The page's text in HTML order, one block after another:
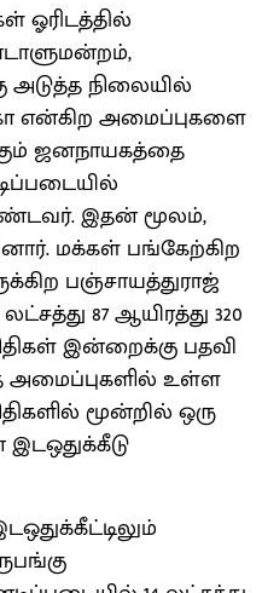
ஓரிடத்தில்
நிலையில்
என்கிற அமைப்புகளை
ஜனநாயகத்தை
இதன் மூலம்,
மக்கள் பங்கேற்கிற
பஞ்சாயத்துராஜ்
87 ஆயிரத்து 320
இன்றைக்கு பதவி
அமைப்புகளில் உள்ள
மூன்றில் ஒரு